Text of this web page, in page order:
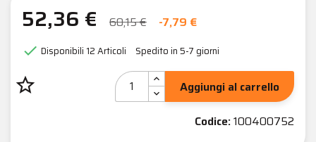
52,36 € 60,15 € -7,79 €
 Disponibili 12 Articoli Spedito in 5-7 giorni
star_border
Aggiungi al carrello
Codice:100400752